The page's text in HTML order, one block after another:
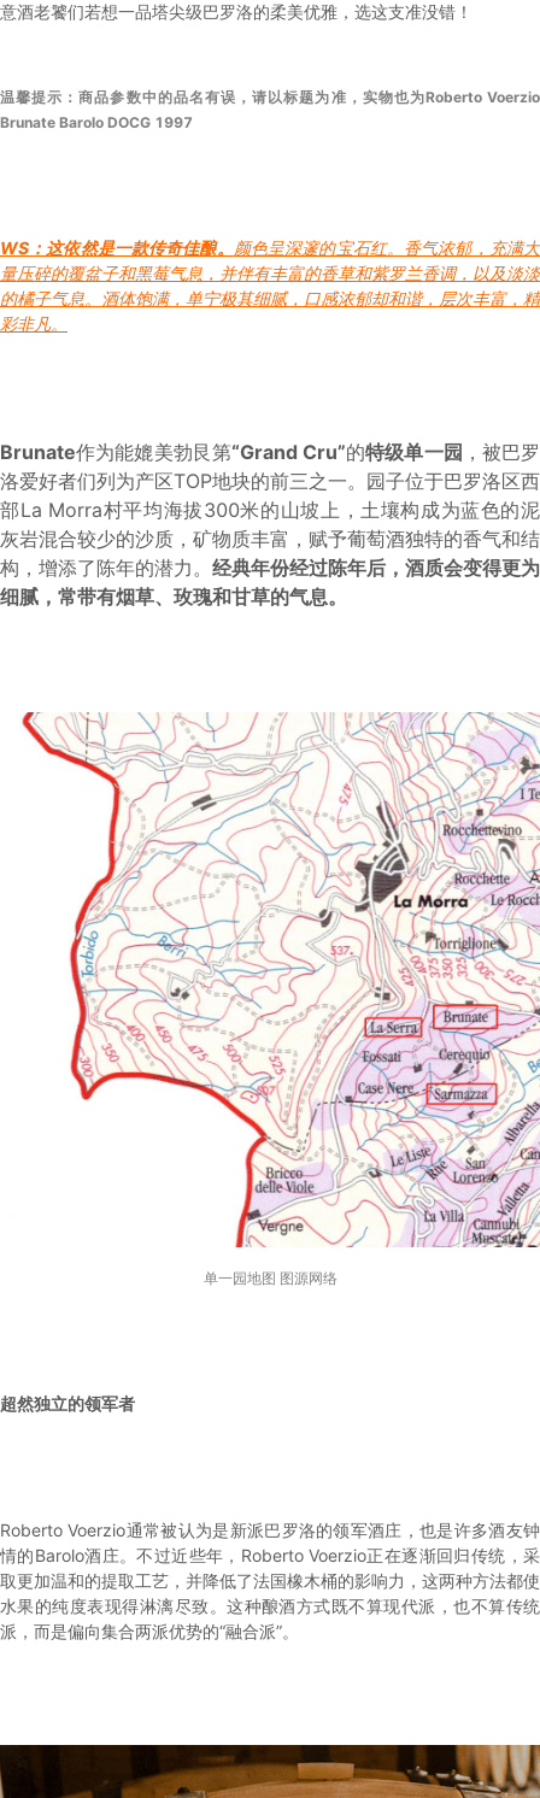
意酒老饕们若想一品塔尖级巴罗洛的柔美优雅，选这支准没错！
温馨提示：商品参数中的品名有误，请以标题为准，实物也为Roberto Voerzio
Brunate Barolo DOCG 1997
WS：这依然是一款传奇佳酿。 颜色呈深邃的宝石红。香气浓郁，充满大
量压碎的覆盆子和黑莓气息，并伴有丰富的香草和紫罗兰香调，以及淡淡
的橘子气息。酒体饱满，单宁极其细腻，口感浓郁却和谐，层次丰富，精
彩非凡。
Brunate作为能媲美勃艮第“Grand Cru”的特级单一园 ，被巴罗
洛爱好者们列为产区TOP地块的前三之一。园子位于巴罗洛区西
部La Morra村平均海拔300米的山坡上，土壤构成为蓝色的泥
灰岩混合较少的沙质，矿物质丰富，赋予葡萄酒独特的香气和结
构，增添了陈年的潜力。 经典年份经过陈年后，酒质会变得更为
细腻，常带有烟草、玫瑰和甘草的气息。
单一园地图 图源网络
超然独立的领军者
Roberto Voerzio通常被认为是新派巴罗洛的领军酒庄，也是许多酒友钟
情的Barolo酒庄。不过近些年，Roberto Voerzio正在逐渐回归传统，采
取更加温和的提取工艺，并降低了法国橡木桶的影响力，这两种方法都使
水果的纯度表现得淋漓尽致。这种酿酒方式既不算现代派，也不算传统
派，而是偏向集合两派优势的“融合派”。